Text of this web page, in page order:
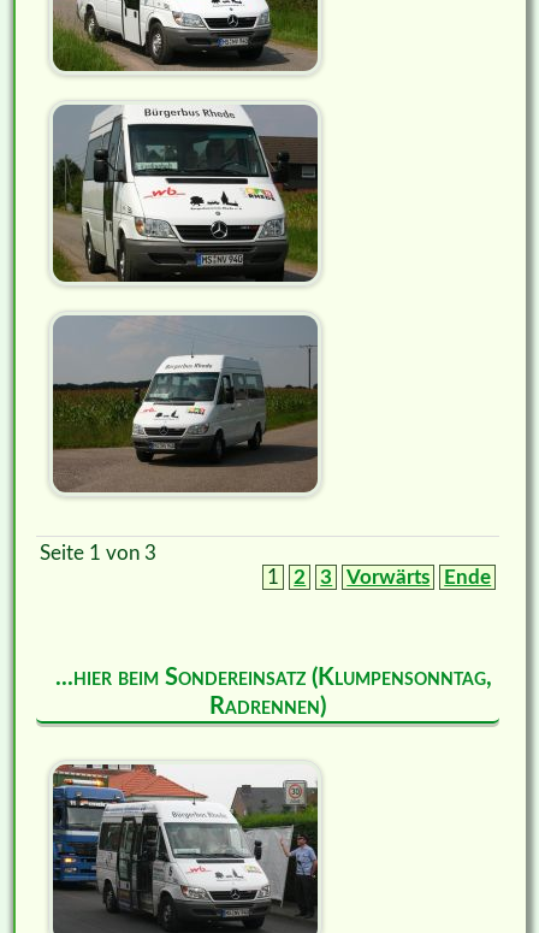
Seite 1 von 3
1
2 3 Vorwärts Ende
...hier beim Sondereinsatz (Klumpensonntag,
Radrennen)